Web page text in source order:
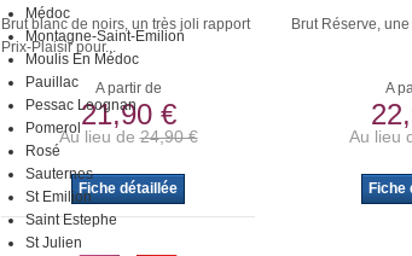
Médoc
Montagne-Saint-Emilion
Moulis En Médoc
Pauillac
Pessac Leognan
Pomerol
Rosé
Sauternes
St Emilion
Saint Estephe
St Julien
Brut blanc de noirs, un très joli rapport
Prix-Plaisir pour...
A partir de
21,90 €
Au lieu de24,90 €
Fiche détaillée
Brut Réserve,
A
Au lieu
Fiche